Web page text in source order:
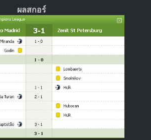
ผลสกอร์